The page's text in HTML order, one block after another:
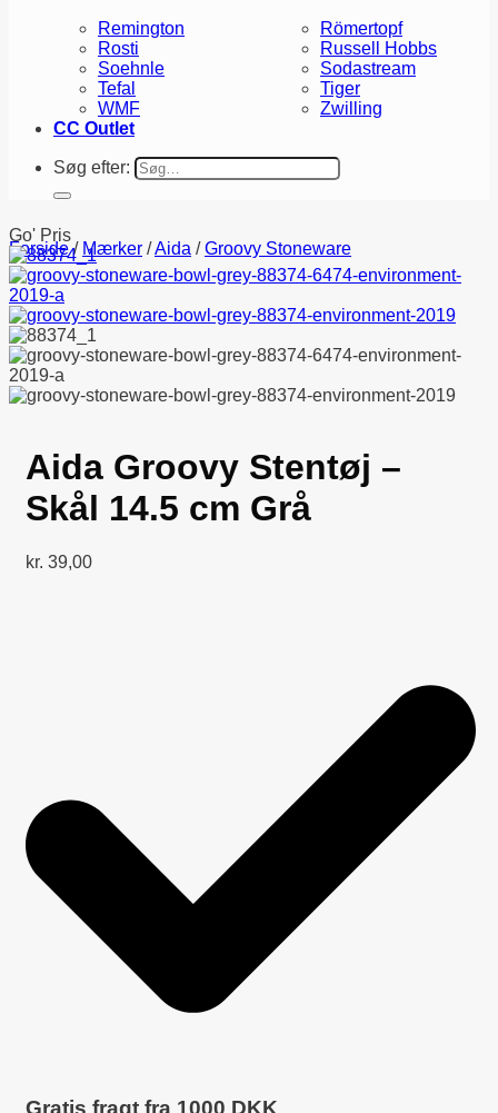
Remington
Römertopf
Rosti
Russell Hobbs
Soehnle
Sodastream
Tefal
Tiger
WMF
Zwilling
CC Outlet
Søg efter:
Forside / Mærker /Aida / Groovy Stoneware
Go' Pris
Aida Groovy Stentøj –
Skål 14.5 cm Grå
kr. 39,00